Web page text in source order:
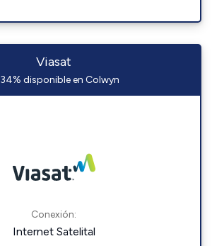
Viasat
34% disponible en Colwyn
Conexión:
Internet Satelital